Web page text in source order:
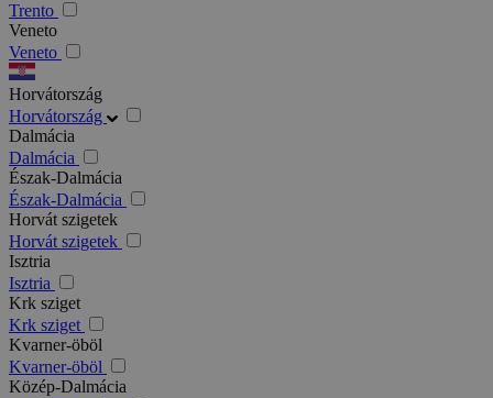
Trento
Veneto
Veneto
Horvátország
Horvátország
Dalmácia
Dalmácia
Észak-Dalmácia
Észak-Dalmácia
Horvát szigetek
Horvát szigetek
Isztria
Isztria
Krk sziget
Krk sziget
Kvarner-öböl
Kvarner-öböl
Közép-Dalmácia